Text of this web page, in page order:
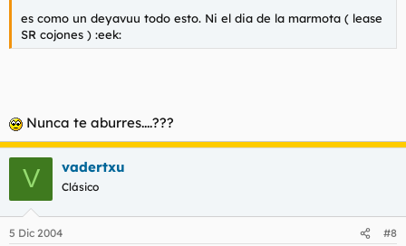
es como un deyavuu todo esto. Ni el dia de la marmota ( lease
SR cojones ) :eek:
Nunca te aburres....???
V vadertxu
Clásico
5 Dic 2004 #8